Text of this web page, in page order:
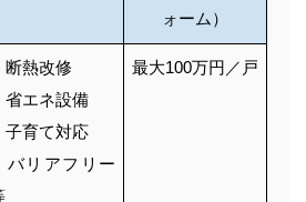
ォーム）
断熱改修
省エネ設備
子育て対応
バリアフリー
最大100万円／戸